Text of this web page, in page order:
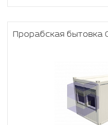
Прорабская бытовка